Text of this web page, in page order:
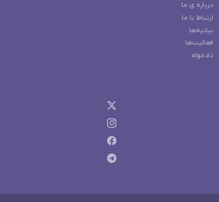
درباره ی ما
ارتباط با ما
بیانیه‌ها
فعالیت‌ها
دادخواه